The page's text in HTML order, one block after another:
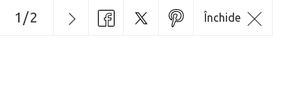
Închide
1 /2